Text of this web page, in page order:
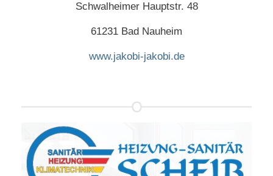
Schwalheimer Hauptstr. 48
61231 Bad Nauheim
www.jakobi-jakobi.de